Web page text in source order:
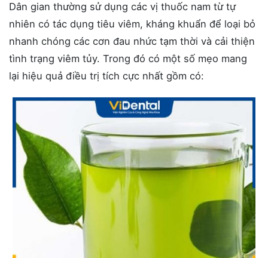
Dân gian thường sử dụng các vị thuốc nam từ tự
nhiên có tác dụng tiêu viêm, kháng khuẩn để loại bỏ
nhanh chóng các cơn đau nhức tạm thời và cải thiện
tình trạng viêm tủy. Trong đó có một số mẹo mang
lại hiệu quả điều trị tích cực nhất gồm có: